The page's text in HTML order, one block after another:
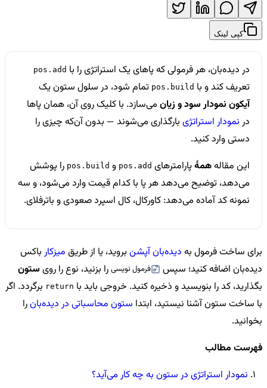
کپی لینک
در دیده‌بان، هر فرمولی که پاهای یک استراتژی را با pos.add
تعریف کند و با pos.build تمام شود، در سلول ستون یک
آیکون نمودار سود و زیان می‌سازد. با کلیک روی آن، همان پاها
در نمودار استراتژی بارگذاری می‌شوند — بدون آن‌که چیزی را
دستی وارد کنید.
این مقالههمهٔپارامترهای pos.add و pos.build را پوشش
می‌دهد، توضیح می‌دهد هر پا با کدام قیمت وارد می‌شود، و سه
نمونه کد آماده می‌دهد: کاورکال، کال اسپرد صعودی و باترفلای.
برای ساخت فرمول به دیده‌بان آپشن بروید، یا از طریق میزکار باکس
دیده‌بان اضافه کنید؛ سپس
فرمول نویسیرا بزنید، نوع را روی ستون
بگذارید، کد را بنویسید و ذخیره کنید. خروجی باید با return برگردد. اگر
با ساخت ستون آشنا نیستید، ابتدا ستون محاسباتی در دیده‌بانرا
بخوانید.
فهرست مطالب
نمودار استراتژی در ستون به چه کار می‌آید؟